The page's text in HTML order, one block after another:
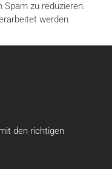
Spam zu reduzieren.
werden.
den richtigen